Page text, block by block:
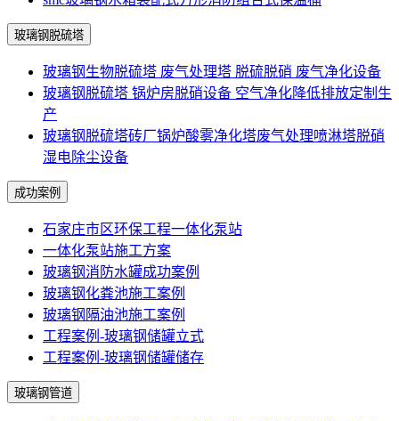
玻璃钢脱硫塔
玻璃钢生物脱硫塔 废气处理塔 脱硫脱硝 废气净化设备
玻璃钢脱硫塔 锅炉房脱硝设备 空气净化降低排放定制生
产
玻璃钢脱硫塔砖厂锅炉酸雾净化塔废气处理喷淋塔脱硝
湿电除尘设备
成功案例
石家庄市区环保工程一体化泵站
一体化泵站施工方案
玻璃钢消防水罐成功案例
玻璃钢化粪池施工案例
玻璃钢隔油池施工案例
工程案例-玻璃钢储罐立式
工程案例-玻璃钢储罐储存
玻璃钢管道